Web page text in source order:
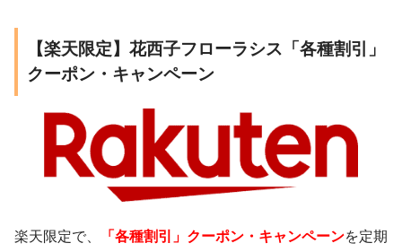
【楽天限定】花西子フローラシス「各種割引」
クーポン・キャンペーン
楽天限定で、 「各種割引」クーポン・キャンペーンを定期